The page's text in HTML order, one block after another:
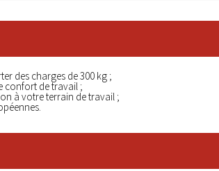
des charges de 300 kg ;
confort de travail ;
à votre terrain de travail ;